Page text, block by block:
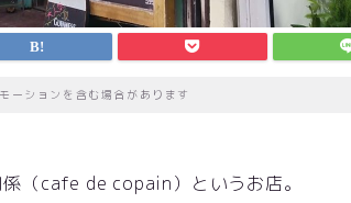
ーションを含む場合があります
（cafe de copain）というお店。